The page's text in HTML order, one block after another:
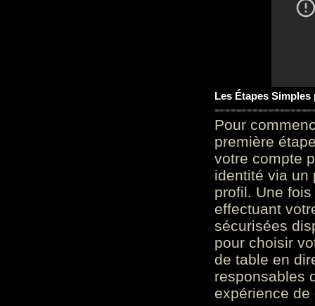
Les Étapes
Pour
première
votre compte
identité via un
profil. Une
effectuant
sécurisées
pour choisir
de table en
responsables
expérience